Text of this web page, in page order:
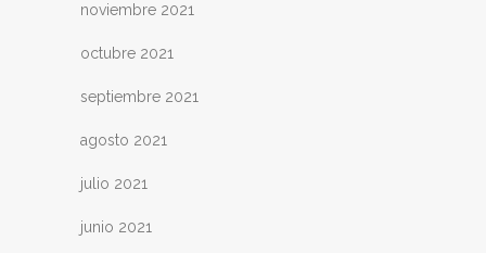
noviembre 2021
octubre 2021
septiembre 2021
agosto 2021
julio 2021
junio 2021